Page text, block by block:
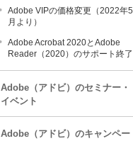
Adobe VIPの価格変更（2022年5
月より）
Adobe Acrobat 2020とAdobe
Reader（2020）のサポート終了
Adobe（アドビ）のセミナー・
イベント
Adobe（アドビ）のキャンペー